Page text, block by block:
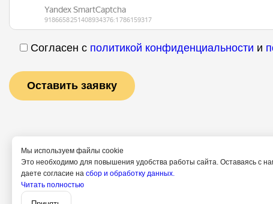
Согласен с политикой конфиденциальности и
Мы используем файлы cookie
Это необходимо для повышения удобства работы сайта. Оставаясь с
даете согласие на сбор и обработку данных.
Читать полностью